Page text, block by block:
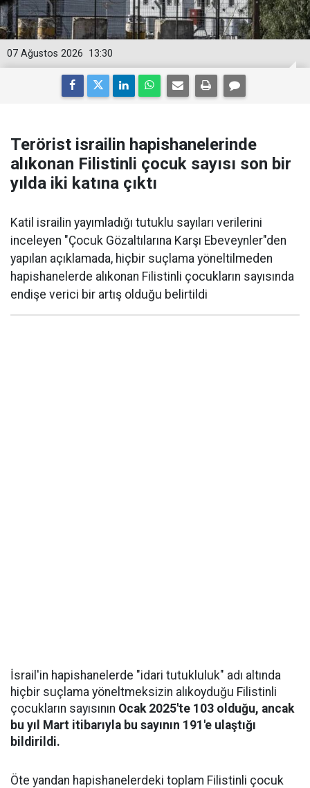
13:30
07 Ağustos 2026
Terörist israilin hapishanelerinde
alıkonan Filistinli çocuk sayısı son bir
yılda iki katına çıktı
Katil israilin yayımladığı tutuklu sayıları verilerini
inceleyen "Çocuk Gözaltılarına Karşı Ebeveynler"den
yapılan açıklamada, hiçbir suçlama yöneltilmeden
hapishanelerde alıkonan Filistinli çocukların sayısında
endişe verici bir artış olduğu belirtildi
İsrail'in hapishanelerde "idari tutukluluk" adı altında
hiçbir suçlama yöneltmeksizin alıkoyduğu Filistinli
çocukların sayısının Ocak 2025'te 103 olduğu, ancak
bu yıl Mart itibarıyla bu sayının 191'e ulaştığı
bildirildi.
Öte yandan hapishanelerdeki toplam Filistinli çocuk